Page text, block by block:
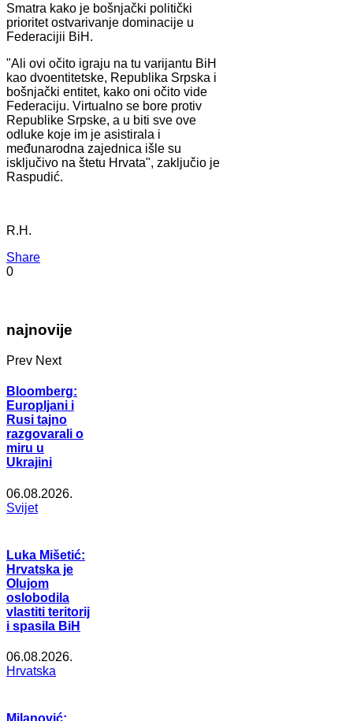
Smatra kako je bošnjački politički
prioritet ostvarivanje dominacije u
Federacijii BiH.
"Ali ovi očito igraju na tu varijantu BiH
kao dvoentitetske, Republika Srpska i
bošnjački entitet, kako oni očito vide
Federaciju. Virtualno se bore protiv
Republike Srpske, a u biti sve ove
odluke koje im je asistirala i
međunarodna zajednica išle su
isključivo na štetu Hrvata", zaključio je
Raspudić.
R.H.
Share
0
najnovije
Prev Next
Bloomberg:
Europljani i
Rusi tajno
razgovarali o
miru u
Ukrajini
06.08.2026.
Svijet
Luka Mišetić:
Hrvatska je
Olujom
oslobodila
vlastiti teritorij
i spasila BiH
06.08.2026.
Hrvatska